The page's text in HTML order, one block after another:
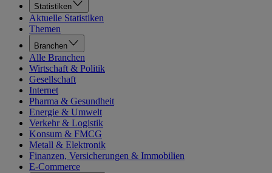
Statistiken
Aktuelle Statistiken
Themen
Branchen
Alle Branchen
Wirtschaft & Politik
Gesellschaft
Internet
Pharma & Gesundheit
Energie & Umwelt
Verkehr & Logistik
Konsum & FMCG
Metall & Elektronik
Finanzen, Versicherungen & Immobilien
E-Commerce